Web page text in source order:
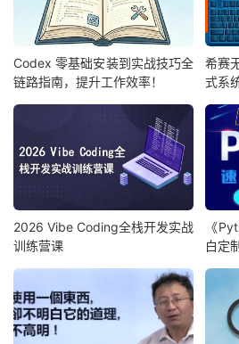
├──
055.wx - 2.个人ChatGPT 接入.
├── 056.q-1.一个更显专业的 web前
├── 057.q-2.ChatGPT每分钟限流问
├── 058.ops-1.DockerSwarm 集群
├── 059.ops-2.Swarm 集群私有注册
├── 060.ops-3.Composefile 定义与
DockerStack 部署
├──
062.ops 5. Nginx反向代理转发
├── 063.ops-6.gitlab持续集成环
├──
7.gitlab持续集成与
前后端分离与
Codex 零基础安装到实战技巧全
链路指南，提升工作效率！
希赛
式系
2026 Vibe Coding全栈开发实战
训练营课
《
白定